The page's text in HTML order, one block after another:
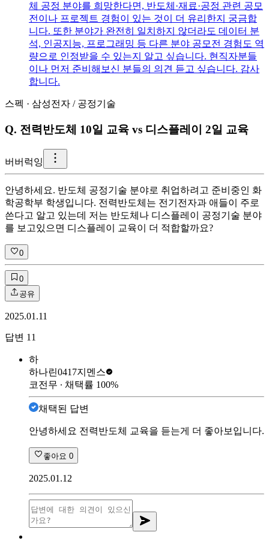
체 공정 분야를 희망한다면, 반도체·재료·공정 관련 공모
전이나 프로젝트 경험이 있는 것이 더 유리한지 궁금합
니다. 또한 분야가 완전히 일치하지 않더라도 데이터 분
석, 인공지능, 프로그래밍 등 다른 분야 공모전 경험도 역
량으로 인정받을 수 있는지 알고 싶습니다. 현직자분들
이나 먼저 준비해보신 분들의 의견 듣고 싶습니다. 감사
합니다.
스펙 · 삼성전자 / 공정기술
Q. 전력반도체 10일 교육 vs 디스플레이 2일 교육
버 버럭잉
안녕하세요. 반도체 공정기술 분야로 취업하려고 준비중인 화
학공학부 학생입니다. 전력반도체는 전기전자과 애들이 주로
쓴다고 알고 있는데 저는 반도체나 디스플레이 공정기술 분야
를 보고있으면 디스플레이 교육이 더 적합할까요?
0
0
공유
2025.01.11
답변 11
하
하나린0417지멘스
코전무 ∙ 채택률 100%
채택된 답변
안녕하세요 전력반도체 교육을 듣는게 더 좋아보입니다.
좋아요 0
2025.01.12